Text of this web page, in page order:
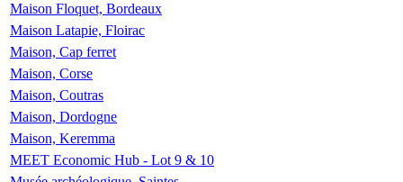
Maison Floquet, Bordeaux
Maison Latapie, Floirac
Maison, Cap ferret
Maison, Corse
Maison, Coutras
Maison, Dordogne
Maison, Keremma
MEET Economic Hub - Lot 9 & 10